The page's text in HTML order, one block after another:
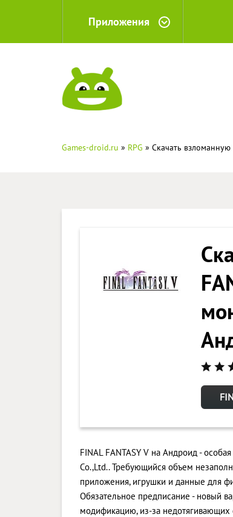
Приложения
Games-droid.ru » RPG » Скачать
FINAL FANTASY V на Андроид -
Co.,Ltd.. Требующийся объем
приложения, игрушки и данные для
Обязательное предписание - новый
модификацию, из-за недотягивающих